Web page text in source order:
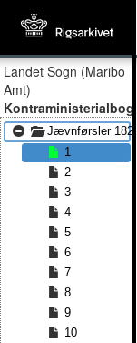
Landet Sogn (Maribo
Amt)
Kontraministerialbog
Jævnførsler
1
2
3
4
5
6
7
8
9
10